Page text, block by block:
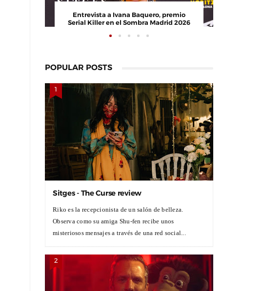
Entrevista a Ivana Baquero, premio
Serial Killer en el Sombra Madrid 2026
POPULAR POSTS
Sitges - The Curse review
Riko es la recepcionista de un salón de belleza.
Observa como su amiga Shu-fen recibe unos
misteriosos mensajes a través de una red social...